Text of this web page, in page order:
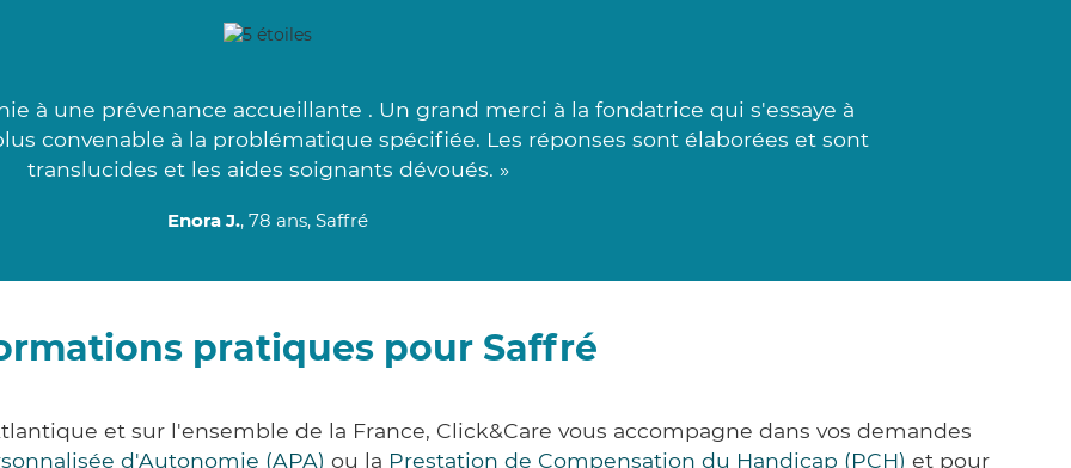
à une prévenance accueillante . Un grand merci à la fondatrice qui s'essaye à
convenable à la problématique spécifiée. Les réponses sont élaborées et sont
translucides et les aides soignants dévoués. »
Enora J., 78 ans, Saffré
pratiques pour Saffré
et sur l'ensemble de la France, Click&Care vous accompagne dans vos demandes
d'Autonomie (APA) ou la Prestation de Compensation du Handicap (PCH) et pour